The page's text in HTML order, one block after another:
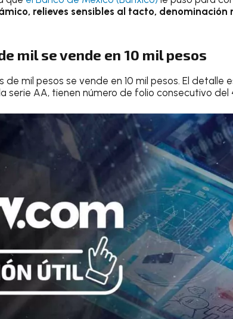
relieves sensibles al tacto, denominación
mil se vende en 10 mil pesos
mil pesos se vende en 10 mil pesos. El detalle
serie AA, tienen número de folio consecutivo del